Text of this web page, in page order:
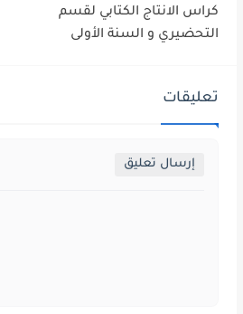
كراس الانتاج الكتابي لقسم
التحضيري و السنة الأولى
تعليقات
إرسال تعليق